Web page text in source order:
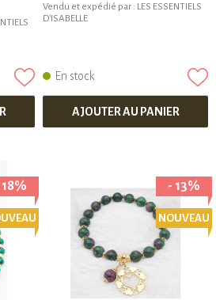
Vendu et expédié par : LES ESSENTIELS
D'ISABELLE
En stock
AJOUTER AU PANIER
18% - 13%
NOUVEAU